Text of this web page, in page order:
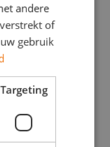
andere
of
gebruik
Targeting